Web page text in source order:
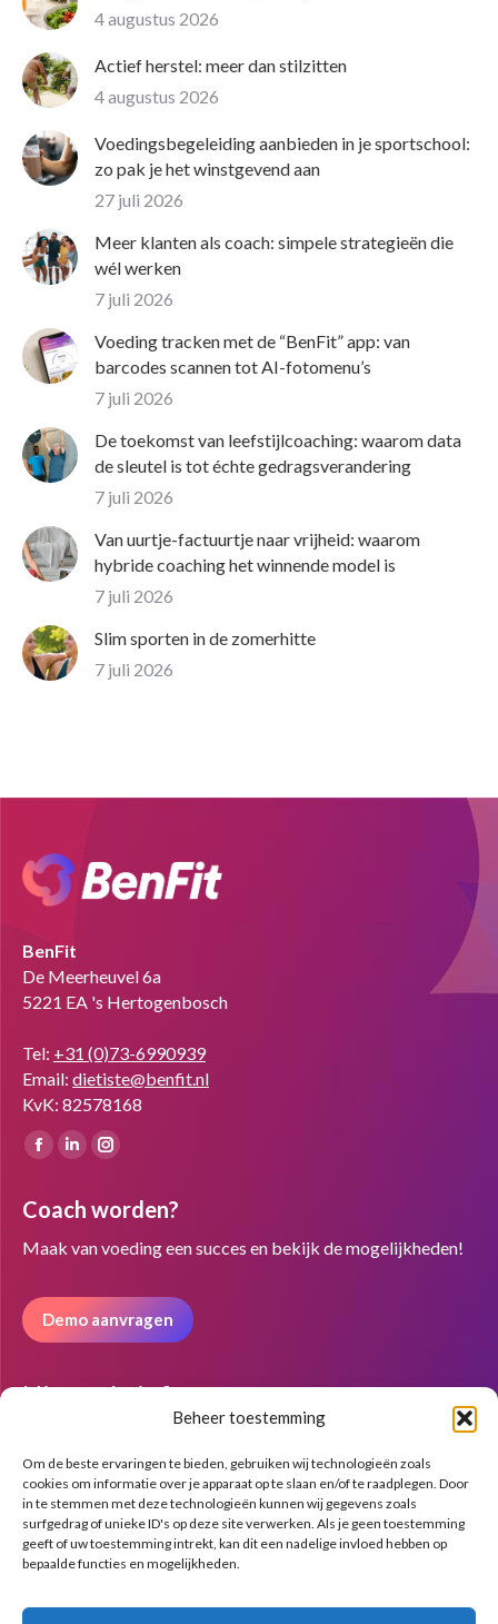
Beheer toestemming
Om de beste ervaringen te bieden, gebruiken wij technologieën zoals
cookies om informatie over je apparaat op te slaan en/of te raadplegen. Door
in te stemmen met deze technologieën kunnen wij gegevens zoals
surfgedrag of unieke ID's op deze site verwerken. Als je geen toestemming
geeft of uw toestemming intrekt, kan dit een nadelige invloed hebben op
bepaalde functies en mogelijkheden.
4 augustus 2026
Actief herstel: meer dan stilzitten
4 augustus 2026
Voedingsbegeleiding aanbieden in je sportschool:
zo pak je het winstgevend aan
27 juli 2026
Meer klanten als coach: simpele strategieën die
wél werken
7 juli 2026
Voeding tracken met de “BenFit” app: van
barcodes scannen tot AI-fotomenu’s
7 juli 2026
De toekomst van leefstijlcoaching: waarom data
de sleutel is tot échte gedragsverandering
7 juli 2026
Van uurtje-factuurtje naar vrijheid: waarom
hybride coaching het winnende model is
7 juli 2026
Slim sporten in de zomerhitte
7 juli 2026
BenFit
De Meerheuvel 6a
5221 EA 's Hertogenbosch
Tel: +31 (0)73-6990939
Email: dietiste@benfit.nl
KvK: 82578168
Vind ons op:
Facebook
opens
in
window
Linkedin
opens
in
window
Instagram
opens
in
window
Coach worden?
Maak van voeding een succes en bekijk de mogelijkheden!
Demo aanvragen
Nieuwsbrief